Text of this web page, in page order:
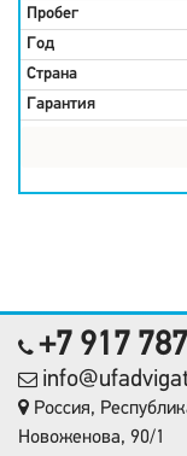
Пробег
Год
Страна
Гарантия
+7 917
Россия,
Новоженова, 90/1